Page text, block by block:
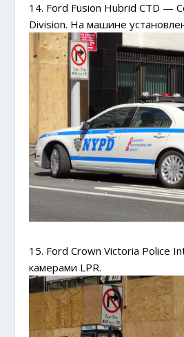
14. Ford Fusion Hubrid CTD —
Division. На машине
15. Ford Crown Victoria Police
камерами LPR.